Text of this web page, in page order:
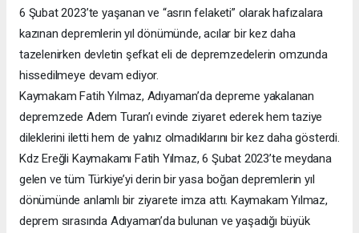
6 Şubat 2023’te yaşanan ve “asrın felaketi” olarak hafızalara
kazınan depremlerin yıl dönümünde, acılar bir kez daha
tazelenirken devletin şefkat eli de depremzedelerin omzunda
hissedilmeye devam ediyor.
Kaymakam Fatih Yılmaz, Adıyaman’da depreme yakalanan
depremzede Adem Turan’ı evinde ziyaret ederek hem taziye
dileklerini iletti hem de yalnız olmadıklarını bir kez daha gösterdi.
Kdz Ereğli Kaymakamı Fatih Yılmaz, 6 Şubat 2023’te meydana
gelen ve tüm Türkiye’yi derin bir yasa boğan depremlerin yıl
dönümünde anlamlı bir ziyarete imza attı. Kaymakam Yılmaz,
deprem sırasında Adıyaman’da bulunan ve yaşadığı büyük